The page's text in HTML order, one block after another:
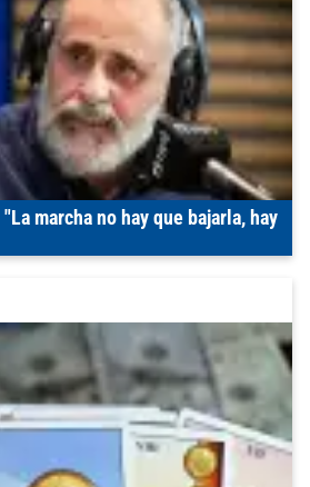
marcha no hay que bajarla, hay